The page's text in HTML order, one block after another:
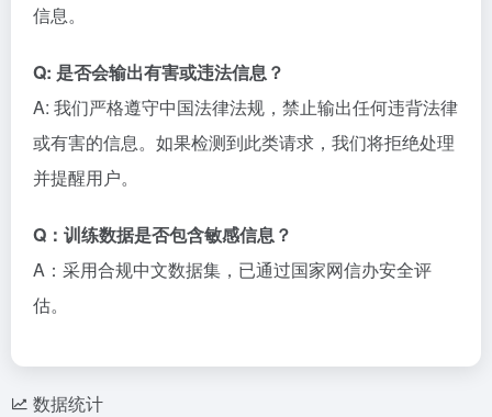
信息。
Q: 是否会输出有害或违法信息？
A: 我们严格遵守中国法律法规，禁止输出任何违背法律
或有害的信息。如果检测到此类请求，我们将拒绝处理
并提醒用户。
Q：训练数据是否包含敏感信息？
A：采用合规中文数据集，已通过国家网信办安全评
估。
数据统计